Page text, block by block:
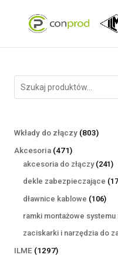
Wkłady do złączy 803803
Akcesoria 471471
produktów
akcesoria do złączy 241241
dekle zabezpieczające 17
dławnice kablowe 106106
ramki montażowe systemu
zaciskarki i narzędzia do
ILME 12971297